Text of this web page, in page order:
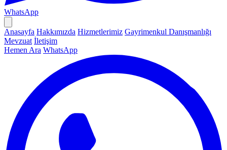
WhatsApp
Anasayfa Hakkımızda Hizmetlerimiz Gayrimenkul Danışmanlığı
Mevzuat İletişim
Hemen Ara WhatsApp